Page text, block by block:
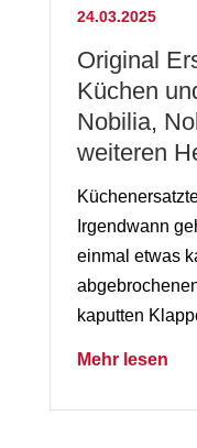
24.03.2025
Original
Küchen
Nobilia,
weiteren
Irgendwann
einmal etwas
kaputten
Mehr lesen